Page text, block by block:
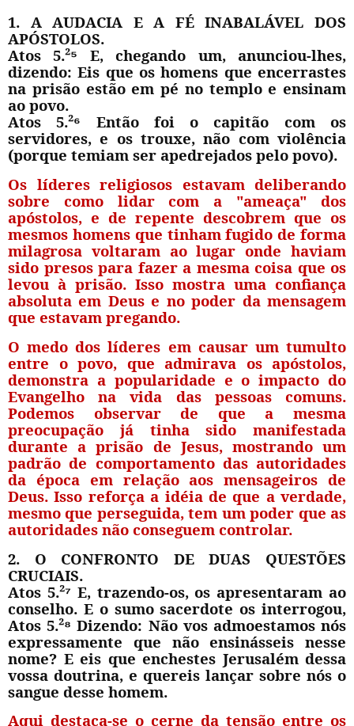
1. A AUDACIA E A FÉ INABALÁVEL DOS
APÓSTOLOS.
Atos 5.²⁵ E, chegando um, anunciou-lhes,
dizendo: Eis que os homens que encerrastes
na prisão estão em pé no templo e ensinam
ao povo.
Atos 5.²⁶ Então foi o capitão com os
servidores, e os trouxe, não com violência
(porque temiam ser apedrejados pelo povo).
Os líderes religiosos estavam deliberando
sobre como lidar com a "ameaça" dos
apóstolos, e de repente descobrem que os
mesmos homens que tinham fugido de forma
milagrosa voltaram ao lugar onde haviam
sido presos para fazer a mesma coisa que os
levou à prisão. Isso mostra uma confiança
absoluta em Deus e no poder da mensagem
que estavam pregando.
O medo dos líderes em causar um tumulto
entre o povo, que admirava os apóstolos,
demonstra a popularidade e o impacto do
Evangelho na vida das pessoas comuns.
Podemos observar de que a mesma
preocupação já tinha sido manifestada
durante a prisão de Jesus, mostrando um
padrão de comportamento das autoridades
da época em relação aos mensageiros de
Deus. Isso reforça a idéia de que a verdade,
mesmo que perseguida, tem um poder que as
autoridades não conseguem controlar.
2. O CONFRONTO DE DUAS QUESTÕES
CRUCIAIS.
Atos 5.²⁷ E, trazendo-os, os apresentaram ao
conselho. E o sumo sacerdote os interrogou,
Atos 5.²⁸ Dizendo: Não vos admoestamos nós
expressamente que não ensinásseis nesse
nome? E eis que enchestes Jerusalém dessa
vossa doutrina, e quereis lançar sobre nós o
sangue desse homem.
Aqui destaca-se o cerne da tensão entre os